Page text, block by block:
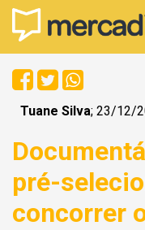
Tuane Silva; 23/12/
pré-
concorrer